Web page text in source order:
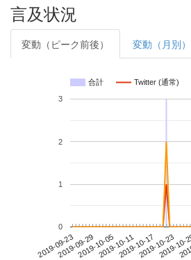
言及状況
変動（ピーク前後） 変動（月別）
合計 Twitter (通常)
2019-09-232019-09-292019-10-052019-10-112019-10-172019-10-23
2019-
0
1
2
3